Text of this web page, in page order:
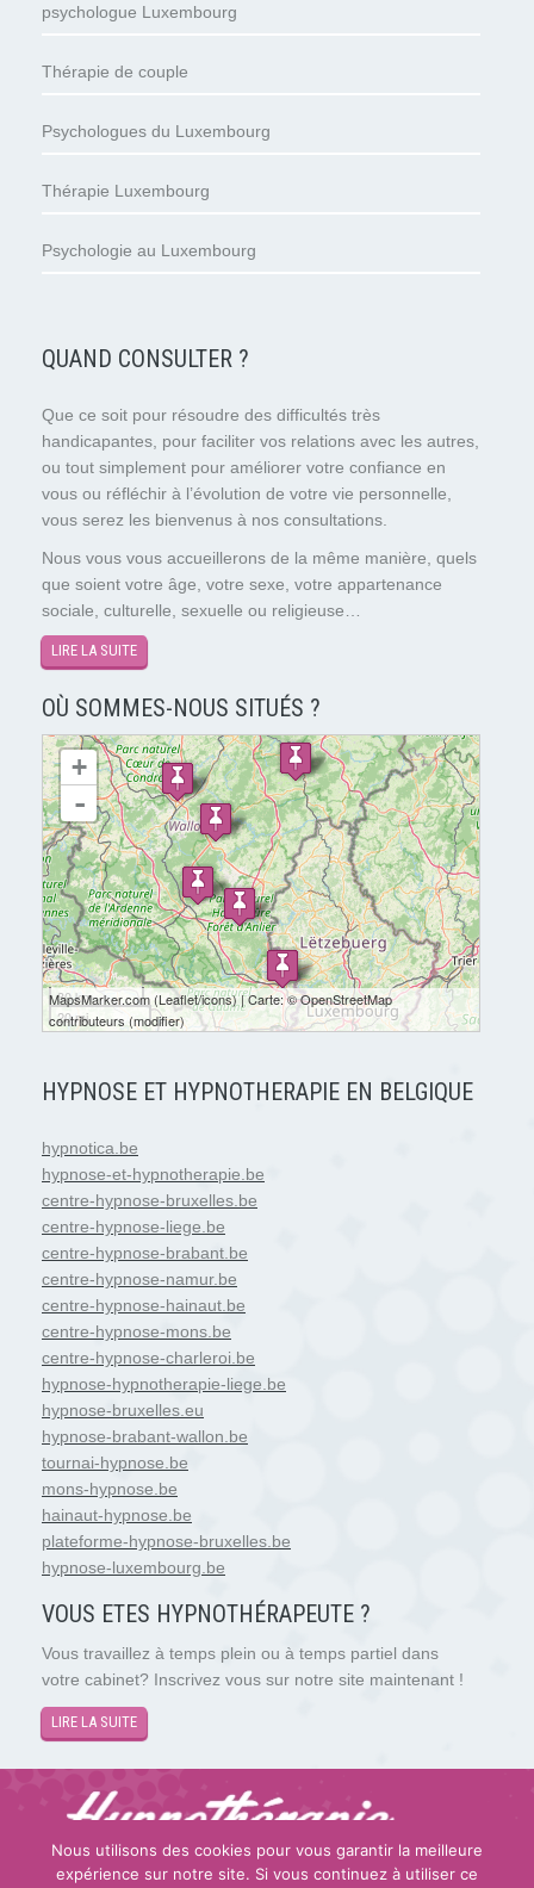
psychologue Luxembourg
Thérapie de couple
Psychologues du Luxembourg
Thérapie Luxembourg
Psychologie au Luxembourg
QUAND CONSULTER ?
Que ce soit pour résoudre des difficultés très
handicapantes, pour faciliter vos relations avec les autres,
ou tout simplement pour améliorer votre confiance en
vous ou réfléchir à l’évolution de votre vie personnelle,
vous serez les bienvenus à nos consultations.
Nous vous vous accueillerons de la même manière, quels
que soient votre âge, votre sexe, votre appartenance
sociale, culturelle, sexuelle ou religieuse…
LIRE LA SUITE
OÙ SOMMES-NOUS SITUÉS ?
chargement de la carte - veuillez patienter...
+
-
30 km
20 mi
MapsMarker.com(Leaflet/icons) | Carte: ©OpenStreetMap
contributeurs (modifier)
HYPNOSE ET HYPNOTHERAPIE EN BELGIQUE
hypnotica.be
hypnose-et-hypnotherapie.be
centre-hypnose-bruxelles.be
centre-hypnose-liege.be
centre-hypnose-brabant.be
centre-hypnose-namur.be
centre-hypnose-hainaut.be
centre-hypnose-mons.be
centre-hypnose-charleroi.be
hypnose-hypnotherapie-liege.be
hypnose-bruxelles.eu
hypnose-brabant-wallon.be
tournai-hypnose.be
mons-hypnose.be
hainaut-hypnose.be
plateforme-hypnose-bruxelles.be
hypnose-luxembourg.be
VOUS ETES HYPNOTHÉRAPEUTE ?
Vous travaillez à temps plein ou à temps partiel dans
votre cabinet? Inscrivez vous sur notre site maintenant !
LIRE LA SUITE
Copyright © 2026Hypnose et Hypnothérapie Luxembourg.
Nous utilisons des cookies pour vous garantir la meilleure
expérience sur notre site. Si vous continuez à utiliser ce